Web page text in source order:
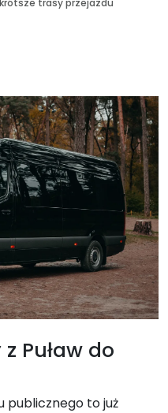
Puław do
publicznego to już